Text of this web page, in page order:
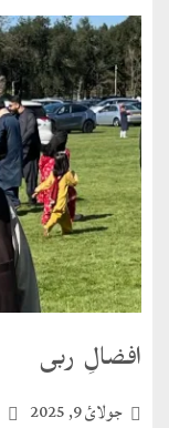
افضالِ ربی
جولائ 9, 2025